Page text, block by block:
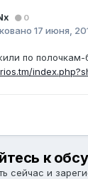
0
17 июня,
по полочкам-
к
сейчас и